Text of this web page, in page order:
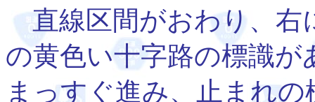
直線区間がおわり、右
の黄色い十字路の標識
まっすぐ進み、止まれ